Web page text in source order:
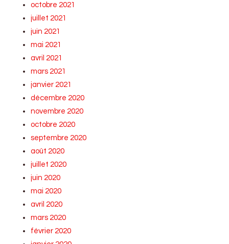
octobre 2021
juillet 2021
juin 2021
mai 2021
avril 2021
mars 2021
janvier 2021
décembre 2020
novembre 2020
octobre 2020
septembre 2020
août 2020
juillet 2020
juin 2020
mai 2020
avril 2020
mars 2020
février 2020